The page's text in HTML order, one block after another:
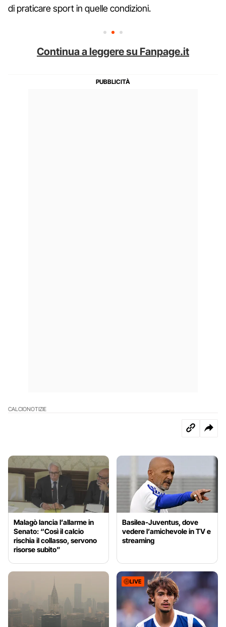
di praticare sport in quelle condizioni.
Continua a leggere su Fanpage.it
CALCIONOTIZIE
Malagò lancia l’allarme in
Senato: “Così il calcio
rischia il collasso, servono
risorse subito”
Basilea-Juventus, dove
vedere l’amichevole in TV e
streaming
LIVE